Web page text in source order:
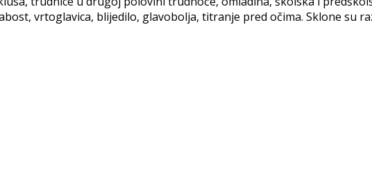
vrtoglavica, blijedilo, glavobolja, titranje pred očima. Sklone su